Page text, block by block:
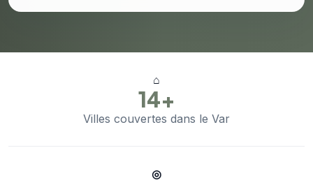
⌂
14+
Villes couvertes dans le Var
◎